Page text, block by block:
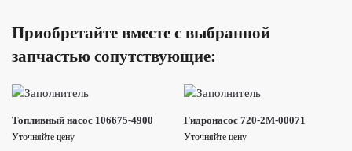
Приобретайте вместе с выбранной
запчастью сопутствующие:
Топливный насос 106675-4900
Уточняйте цену
Гидронасос 720-2M-00071
Уточняйте цену